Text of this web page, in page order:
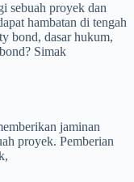
sebuah proyek dan
hambatan di tengah
bond, dasar hukum,
Simak
jaminan
proyek. Pemberian